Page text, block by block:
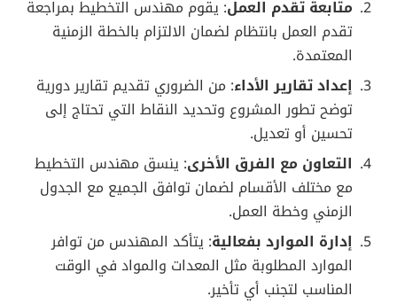
متابعة تقدم العمل: يقوم مهندس التخطيط بمراجعة
تقدم العمل بانتظام لضمان الالتزام بالخطة الزمنية
المعتمدة.
إعداد تقارير الأداء: من الضروري تقديم تقارير دورية
توضح تطور المشروع وتحديد النقاط التي تحتاج إلى
تحسين أو تعديل.
التعاون مع الفرق الأخرى: ينسق مهندس التخطيط
مع مختلف الأقسام لضمان توافق الجميع مع الجدول
الزمني وخطة العمل.
إدارة الموارد بفعالية: يتأكد المهندس من توافر
الموارد المطلوبة مثل المعدات والمواد في الوقت
المناسب لتجنب أي تأخير.